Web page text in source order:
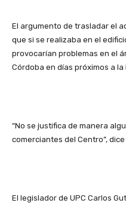
El argumento de trasladar el
que si se realizaba en el
provocarían problemas en el
Córdoba en días próximos a la
“No se justifica de manera
comerciantes del Centro”,
El legislador de UPC Carlos